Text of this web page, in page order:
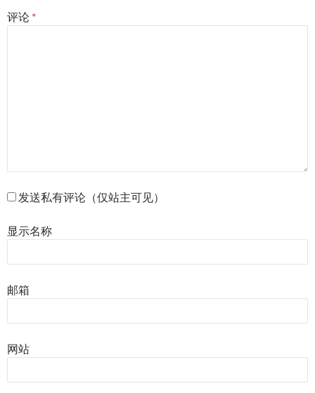
评论 *
发送私有评论（仅站主可见）
显示名称
邮箱
网站